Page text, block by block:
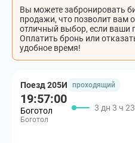
Вы можете забронировать
продажи, что позволит вам
отличный выбор, если ваши
Оплатить бронь или
удобное время!
Поезд 205И проходящий
19:57:00
Боготол
Боготол
3 дн 3 ч